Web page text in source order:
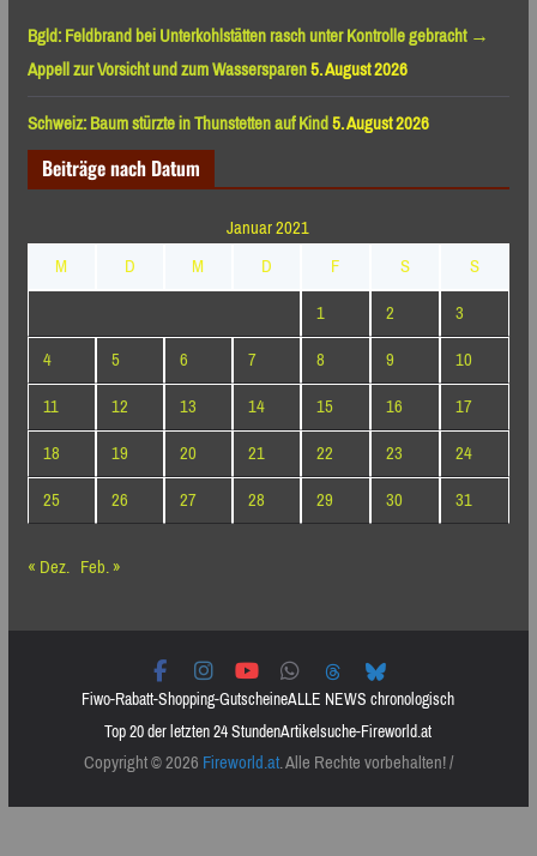
Bgld: Feldbrand bei Unterkohlstätten rasch unter Kontrolle gebracht →
Appell zur Vorsicht und zum Wassersparen5. August 2026
Schweiz: Baum stürzte in Thunstetten auf Kind5. August 2026
Beiträge nach Datum
Januar 2021
M
D M D F S
S
1
2
3
4
5 6 7 8 9
10
11
12 13 14 15 16
17
18
19 20 21 22 23
24
25
26 27 28 29 30
31
« Dez. Feb. »
Fiwo-Rabatt-Shopping-GutscheineALLE NEWS chronologisch
Top 20 der letzten 24 StundenArtikelsuche-Fireworld.at
Copyright © 2026Fireworld.at. Alle Rechte vorbehalten! /